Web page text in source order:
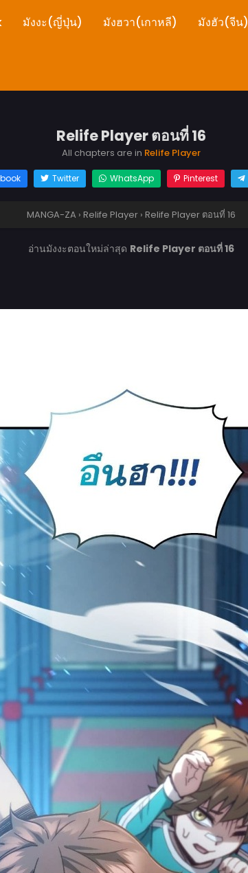
มังงะ(ญี่ปุ่น) มังฮวา(เกาหลี) มังฮัว(จีน)
Relife Player ตอนที่ 16
All chapters are in Relife Player
Twitter WhatsApp Pinterest
MANGA-ZA › Relife Player › Relife Player ตอนที่ 16
อ่านมังงะตอนใหม่ล่าสุด Relife Player ตอนที่ 16